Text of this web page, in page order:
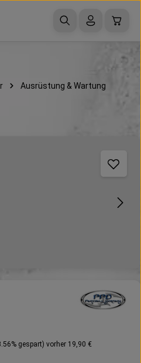
Ausrüstung & Wartung
gespart) vorher 19,90 €